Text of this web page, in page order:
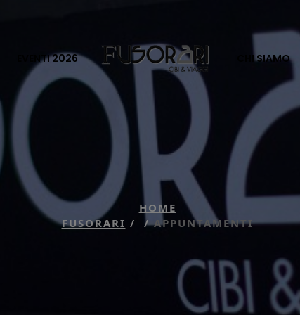
EVENTI 2026 CHI SIAMO
HOME
FUSORARI / /APPUNTAMENTI